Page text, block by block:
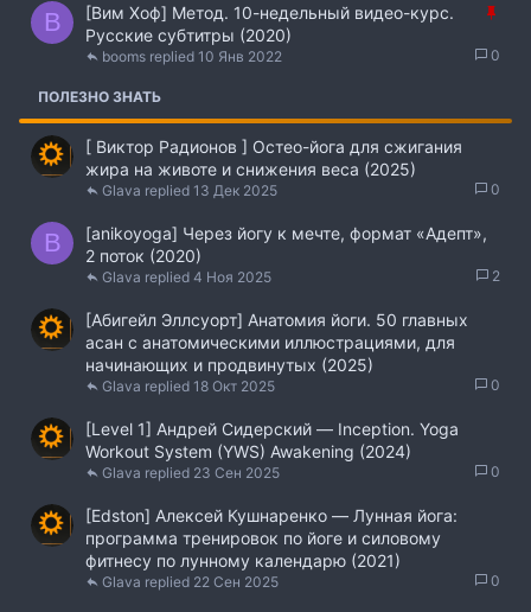
о
B
п
[Вим Хоф] Метод. 10-недельный видео-курс.
Русские субтитры (2020)
0
10 Янв 2022
booms
ПОЛЕЗНО ЗНАТЬ
[ Виктор Радионов ] Остео-йога для сжигания
жира на животе и снижения веса (2025)
0
13 Дек 2025
Glava
B
[anikoyoga] Через йогу к мечте, формат «Адепт»,
2 поток (2020)
2
4 Ноя 2025
Glava
[Абигейл Эллсуорт] Анатомия йоги. 50 главных
асан с анатомическими иллюстрациями, для
начинающих и продвинутых (2025)
0
18 Окт 2025
Glava
[Level 1] Андрей Сидерский ― Inception. Yoga
Workout System (YWS) Awakening (2024)
0
23 Сен 2025
Glava
[Edston] Алексей Кушнаренко ― Лунная йога:
программа тренировок по йоге и силовому
фитнесу по лунному календарю (2021)
0
22 Сен 2025
Glava